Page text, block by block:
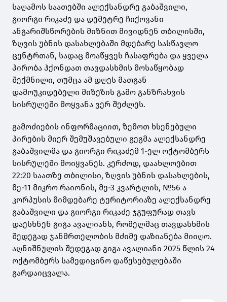
საღამოს საათებში ალექსანდრე გაბაშვილი,
გიორგი რიკაძე და დემეტრე ჩიქოვანი
ანგარიშსწორების მიზნით მივიდნენ თბილისში,
ზღვის უბნის დასახლებაში მდებარე სასწავლო
ცენტრთან, სადაც მოაწყვეს ჩასაფრება და ყველა
პირობა ჰქონდათ თავდასხმის მოსაწყობად
შექმნილი, თუმცა ამ დღეს მათგან
დამოუკიდებელი მიზეზის გამო განზრახვის
სისრულეში მოყვანა ვერ შეძლეს.
გამოძიების ინფორმაციით, ზემოთ ხსენებული
პირების მიერ შემუშავებული გეგმა ალექსანდრე
გაბაშვილმა და გიორგი რიკაძემ 1-ელ ოქტომბერს
სისრულეში მოიყვანეს. კერძოდ, დაახლოებით
22:20 საათზე თბილისი, ზღვის უბნის დასახლების,
მე-11 მიკრო რაიონის, მე-3 კვარტლის, №56 ა
კორპუსის მიმდებარე ტერიტორიაზე ალექსანდრე
გაბაშვილი და გიორგი რიკაძე ჯგუფურად თავს
დაესხნენ გიგა ავალიანს, რომელმაც თავდასხმის
შედეგად ჯანმრთელობის მძიმე დაზიანება მიიღო.
აღნიშნულის შედეგად გიგა ავალიანი 2025 წლის 24
ოქტომბერს სამედიცინო დაწესებულებაში
გარდაიცვალა.